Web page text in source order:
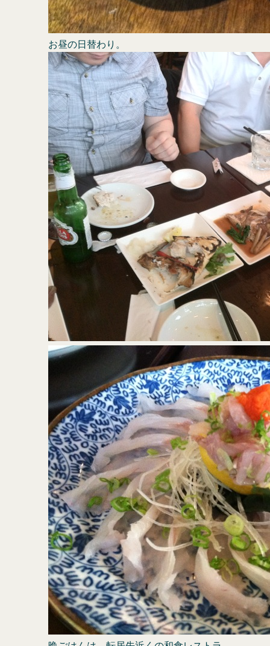
お昼の日替わり。